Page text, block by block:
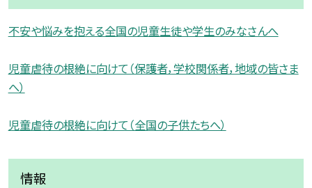
不安や悩みを抱える全国の児童生徒や学生のみなさんへ
児童虐待の根絶に向けて（保護者，学校関係者，地域の皆さま
へ）
児童虐待の根絶に向けて（全国の子供たちへ）
情報